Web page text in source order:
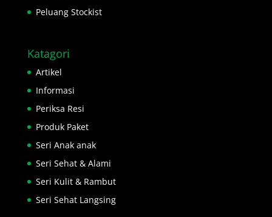
Peluang Stockist
Katagori
Artikel
Informasi
Periksa Resi
Produk Paket
Seri Anak anak
Seri Sehat & Alami
Seri Kulit & Rambut
Seri Sehat Langsing